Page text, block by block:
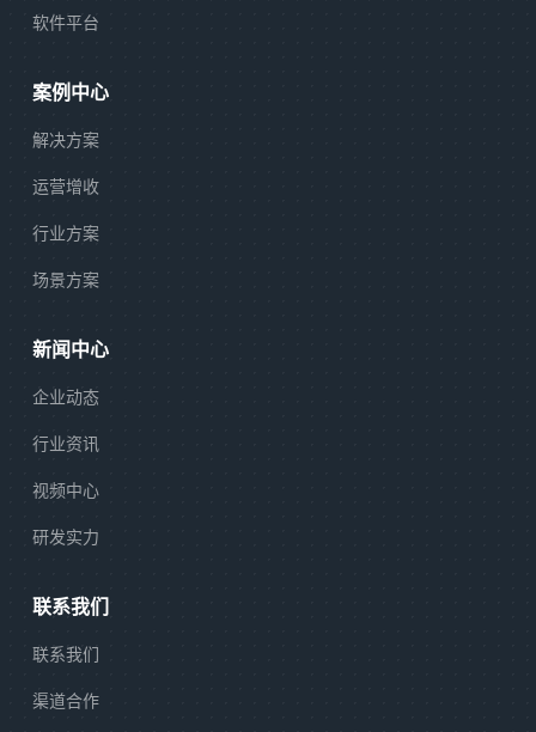
软件平台
案例中心
解决方案
运营增收
行业方案
场景方案
新闻中心
企业动态
行业资讯
视频中心
研发实力
联系我们
联系我们
渠道合作